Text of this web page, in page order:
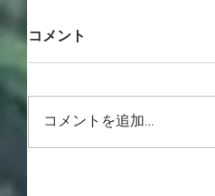
コメント
コメントを追加…